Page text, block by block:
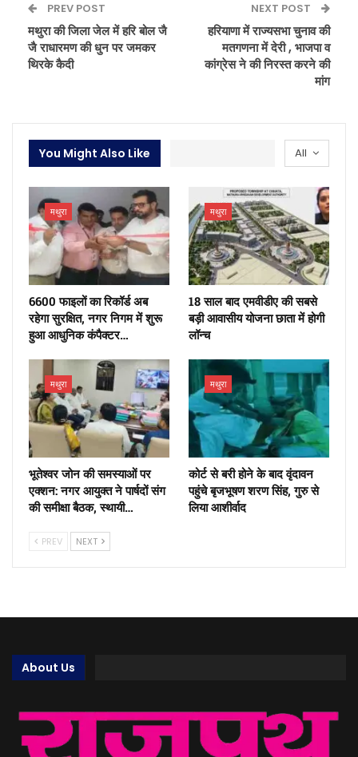
PREV POST
मथुरा की जिला जेल में हरि बोल जै
जै राधारमण की धुन पर जमकर
थिरके कैदी
NEXT POST
हरियाणा में राज्‍यसभा चुनाव की
मतगणना में देरी , भाजपा व
कांग्रेस ने की निरस्त करने की
मांग
All
You Might Also Like
मथुरा
6600 फाइलों का रिकॉर्ड अब
रहेगा सुरक्षित, नगर निगम में शुरू
हुआ आधुनिक कंपैक्टर…
मथुरा
18 साल बाद एमवीडीए की सबसे
बड़ी आवासीय योजना छाता में होगी
लॉन्च
मथुरा
भूतेश्वर जोन की समस्याओं पर
एक्शन: नगर आयुक्त ने पार्षदों संग
की समीक्षा बैठक, स्थायी…
मथुरा
कोर्ट से बरी होने के बाद वृंदावन
पहुंचे बृजभूषण शरण सिंह, गुरु से
लिया आशीर्वाद
PREV NEXT
About Us